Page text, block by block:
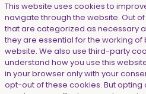
This website uses cookies to
navigate through the website. Out
that are categorized as necessary
they are essential for the working
website. We also use third-party
understand how you use this
in your browser only with your
opt-out of these cookies. But